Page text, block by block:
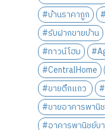
#บ้านราคาถูก
#รับฝากขายบ้าน
#ทาวน์โฮม
#CentralHome
#ขายตึกแถว
#ขายอาคารพานิ
#อาคารพานิชย์บ